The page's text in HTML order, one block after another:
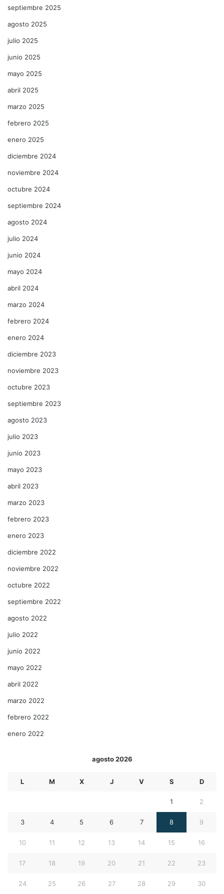
septiembre 2025
agosto 2025
julio 2025
junio 2025
mayo 2025
abril 2025
marzo 2025
febrero 2025
enero 2025
diciembre 2024
noviembre 2024
octubre 2024
septiembre 2024
agosto 2024
julio 2024
junio 2024
mayo 2024
abril 2024
marzo 2024
febrero 2024
enero 2024
diciembre 2023
noviembre 2023
octubre 2023
septiembre 2023
agosto 2023
julio 2023
junio 2023
mayo 2023
abril 2023
marzo 2023
febrero 2023
enero 2023
diciembre 2022
noviembre 2022
octubre 2022
septiembre 2022
agosto 2022
julio 2022
junio 2022
mayo 2022
abril 2022
marzo 2022
febrero 2022
enero 2022
agosto 2026
L M X J V S D
1 2
3 4 5 6 7 8 9
10 11 12 13 14 15 16
17 18 19 20 21 22 23
24 25 26 27 28 29 30